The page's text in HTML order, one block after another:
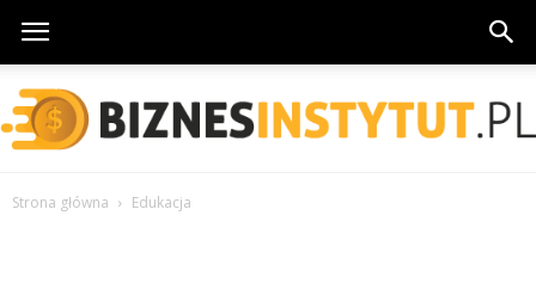
Strona główna Edukacja